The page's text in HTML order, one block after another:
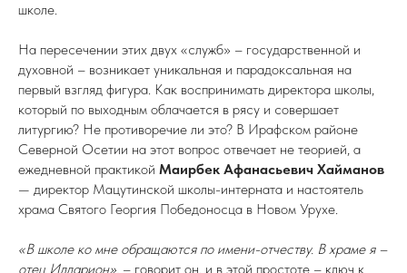
школе.
На пересечении этих двух «служб» – государственной и
духовной – возникает уникальная и парадоксальная на
первый взгляд фигура. Как воспринимать директора школы,
который по выходным облачается в рясу и совершает
литургию? Не противоречие ли это? В Ирафском районе
Северной Осетии на этот вопрос отвечает не теорией, а
ежедневной практикой Маирбек Афанасьевич Хайманов
— директор Мацутинской школы-интерната и настоятель
храма Святого Георгия Победоносца в Новом Урухе.
«В школе ко мне обращаются по имени-отчеству. В храме я –
отец Илларион», – говорит он, и в этой простоте – ключ к